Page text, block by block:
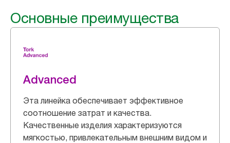
Основные преимущества
Advanced
Эта линейка обеспечивает эффективное
соотношение затрат и качества.
Качественные изделия характеризуются
мягкостью, привлекательным внешним видом и